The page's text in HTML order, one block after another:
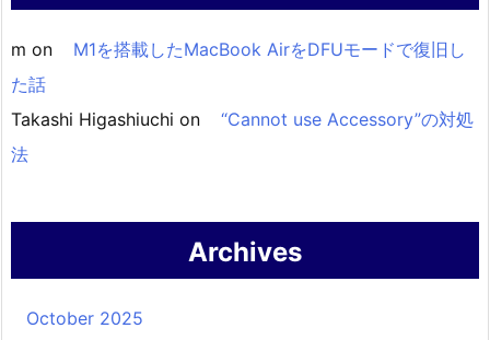
m on
M1を搭載したMacBook AirをDFUモードで復旧し
た話
Takashi Higashiuchi on
“Cannot use Accessory”の対処
法
Archives
October 2025